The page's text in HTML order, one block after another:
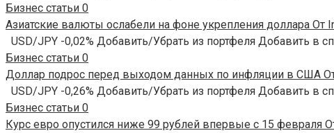
Бизнес статьи 0
Азиатские валюты ослабели на фоне укрепления доллара От
USD/JPY -0,02% Добавить/Убрать из портфеля Добавить в
Бизнес статьи 0
Доллар подрос перед выходом данных по инфляции в США
USD/JPY -0,26% Добавить/Убрать из портфеля Добавить в
Бизнес статьи 0
Курс евро опустился ниже 99 рублей впервые с 15 февраля